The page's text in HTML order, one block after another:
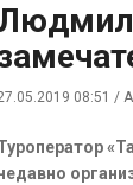
08:51 /